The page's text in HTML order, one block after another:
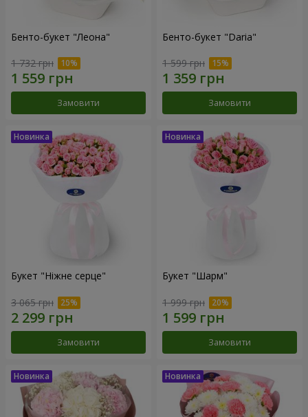
Бенто-букет "Леона"
1 732 грн
Замовити
Бенто-букет "Daria"
1 599 грн
Замовити
Букет "Ніжне серце"
3 065 грн
Замовити
Букет "Шарм"
1 999 грн
Замовити